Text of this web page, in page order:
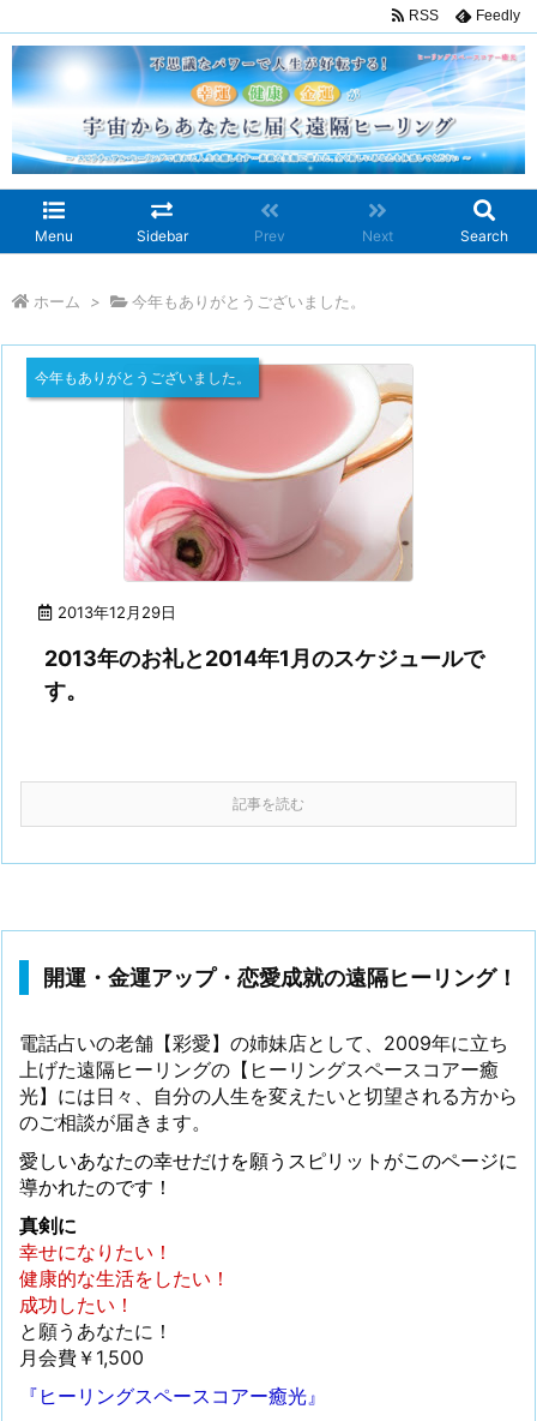
Menu Sidebar Prev Next Search
RSS Feedly
ホーム > 今年もありがとうございました。
2013年12月29日
今年もありがとうございました。
2013年のお礼と2014年1月のスケジュールで
す。
記事を読む
開運・金運アップ・恋愛成就の遠隔ヒーリング！
電話占いの老舗【彩愛】の姉妹店として、2009年に立ち
上げた遠隔ヒーリングの【ヒーリングスペースコアー癒
光】には日々、自分の人生を変えたいと切望される方から
のご相談が届きます。
愛しいあなたの幸せだけを願うスピリットがこのページに
導かれたのです！
真剣に
幸せになりたい！
健康的な生活をしたい！
成功したい！
と願うあなたに！
月会費￥1,500
『ヒーリングスペースコアー癒光』